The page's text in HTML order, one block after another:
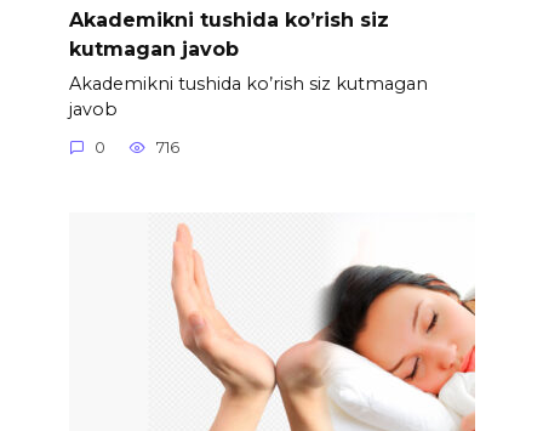
Akademikni tushida ko’rish siz
kutmagan javob
Akademikni tushida ko’rish siz kutmagan
javob
0 716